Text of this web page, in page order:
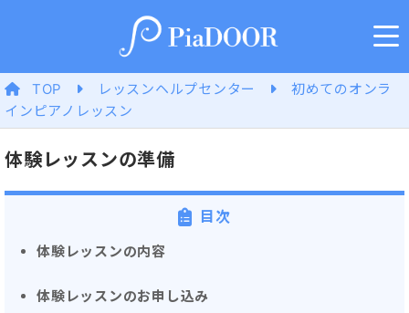
TOP レッスンヘルプセンター
初めてのオンラ
インピアノレッスン
体験レッスンの準備
目次
体験レッスンの内容
体験レッスンのお申し込み